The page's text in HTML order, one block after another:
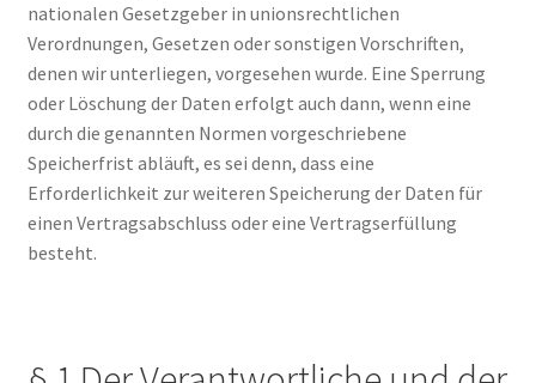
nationalen Gesetzgeber in unionsrechtlichen
Verordnungen, Gesetzen oder sonstigen Vorschriften,
denen wir unterliegen, vorgesehen wurde. Eine Sperrung
oder Löschung der Daten erfolgt auch dann, wenn eine
durch die genannten Normen vorgeschriebene
Speicherfrist abläuft, es sei denn, dass eine
Erforderlichkeit zur weiteren Speicherung der Daten für
einen Vertragsabschluss oder eine Vertragserfüllung
besteht.